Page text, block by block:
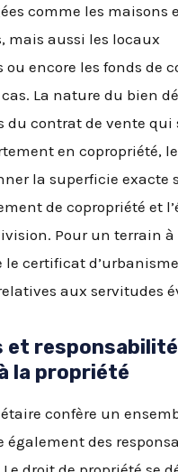
comme les maisons
mais aussi les locaux
ou encore les fonds de
La nature du bien
du contrat de vente qui
en copropriété,
la superficie exacte
de copropriété et
Pour un terrain
certificat
aux servitudes
et
la propriété
confère un
également des